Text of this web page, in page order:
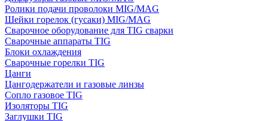
Ролики подачи проволоки MIG/MAG
Шейки горелок (гусаки) MIG/MAG
Сварочное оборудование для TIG сварки
Сварочные аппараты TIG
Блоки охлаждения
Сварочные горелки TIG
Цанги
Цангодержатели и газовые линзы
Сопло газовое TIG
Изоляторы TIG
Заглушки TIG